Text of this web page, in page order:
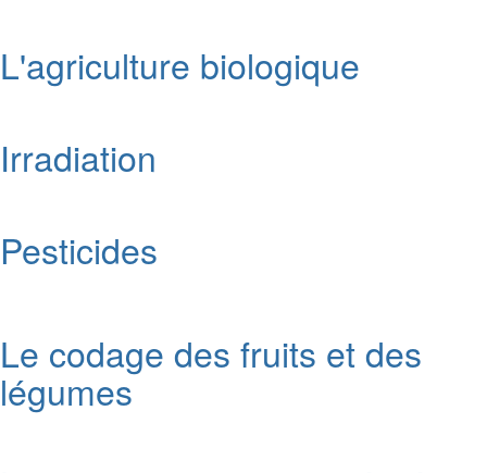
L'agriculture biologique
Irradiation
Pesticides
Le codage des fruits et des
légumes